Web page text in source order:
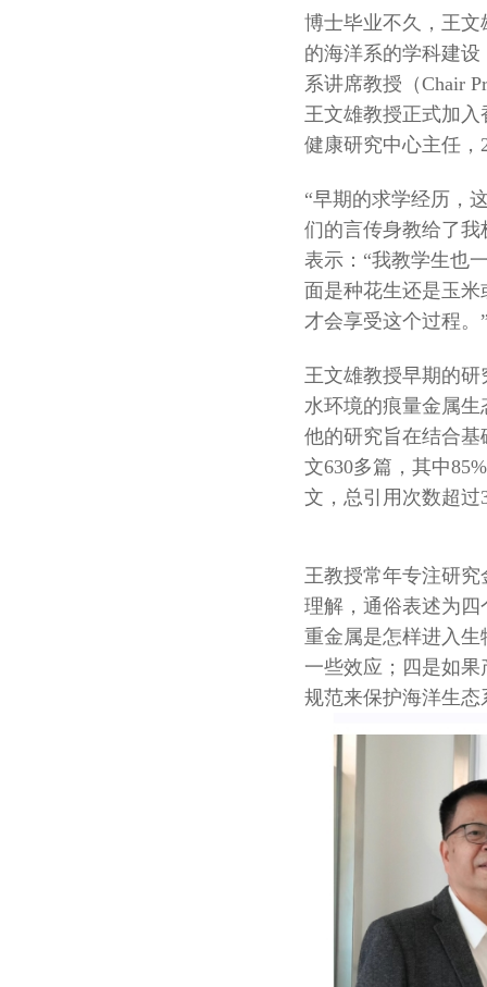
博士毕业不久，王文
的海洋系的学科建
系讲席教授（Chair
王文雄教授正式加
健康研究中心主任，
“早期的求学经历，
们的言传身教给了
表示：“我教学生也
面是种花生还是玉
才会享受这个过程。
王文雄教授早期的
水环境的痕量金属
他的研究旨在结合
文630多篇，其中
文，总引用次数超过
王教授常年专注研
理解，通俗表述为
重金属是怎样进入
一些效应；四是如
规范来保护海洋生态